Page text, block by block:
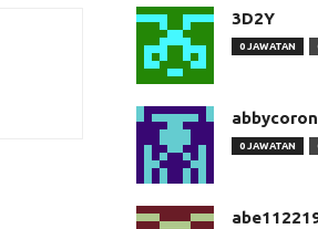
3D2Y
0 JAWATAN
0 JAWATAN